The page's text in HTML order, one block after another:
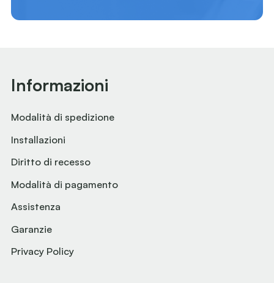
Informazioni
Modalità di spedizione
Installazioni
Diritto di recesso
Modalità di pagamento
Assistenza
Garanzie
Privacy Policy